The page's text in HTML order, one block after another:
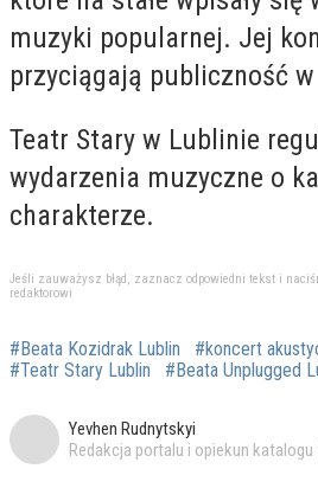
muzyki popularnej. Jej
przyciągają publiczność w
Teatr Stary w Lublinie
wydarzenia muzyczne o
charakterze.
Jeśli zauważysz błąd, zaznacz odpowiedni tekst i
redaktorowi
#Beata Kozidrak Lublin
#koncert
#Teatr Stary Lublin
#Beata Unplugged
Yevhen Rudnytskyi
Redakcja portalu i opiekun katalogu